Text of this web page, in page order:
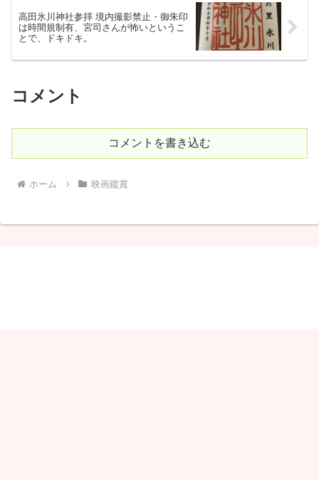
高田氷川神社参拝 境内撮影禁止・御朱印
は時間規制有、宮司さんが怖いというこ
とで、ドキドキ。
コメント
コメントを書き込む
ホーム 映画鑑賞